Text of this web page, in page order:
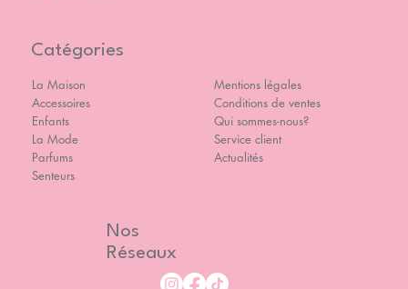
Catégories
La Maison
Accessoires
Enfants
La Mode
Parfums
Senteurs
Mentions légales
Conditions de ventes
Qui sommes-nous?
Service client
Actualités
Nos
Réseaux